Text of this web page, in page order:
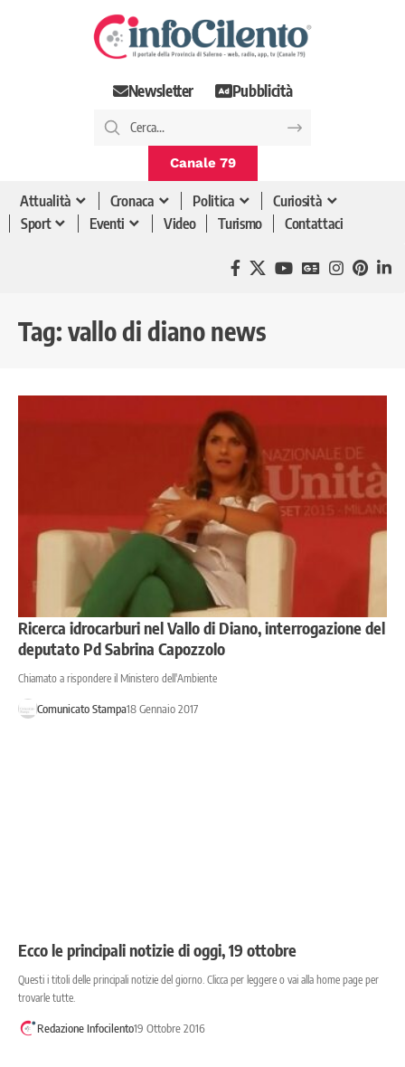
Newsletter Pubblicità
Canale 79
Attualità Cronaca Politica
Curiosità
Sport
Eventi Video Turismo Contattaci
Tag: vallo di diano news
Ricerca idrocarburi nel Vallo di Diano, interrogazione del
deputato Pd Sabrina Capozzolo
Chiamato a rispondere il Ministero dell'Ambiente
Comunicato Stampa18 Gennaio 2017
Ecco le principali notizie di oggi, 19 ottobre
Questi i titoli delle principali notizie del giorno. Clicca per leggere o vai alla home page per
trovarle tutte.
Redazione Infocilento19 Ottobre 2016